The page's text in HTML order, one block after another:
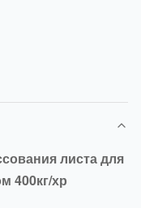
листа для
400кг/хр